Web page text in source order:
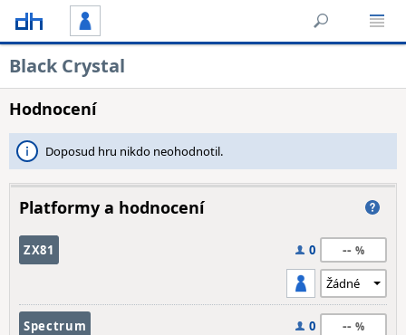
Black Crystal
Hodnocení
Doposud hru nikdo neohodnotil.
Platformy a hodnocení
ZX81 0 --
Spectrum 0 --